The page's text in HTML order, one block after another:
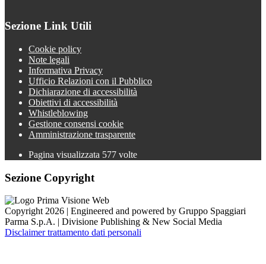
Sezione Link Utili
Cookie policy
Note legali
Informativa Privacy
Ufficio Relazioni con il Pubblico
Dichiarazione di accessibilità
Obiettivi di accessibilità
Whistleblowing
Gestione consensi cookie
Amministrazione trasparente
Pagina visualizzata 577 volte
Sezione Copyright
Copyright 2026 | Engineered and powered by Gruppo Spaggiari
Parma S.p.A. | Divisione Publishing & New Social Media
Disclaimer trattamento dati personali